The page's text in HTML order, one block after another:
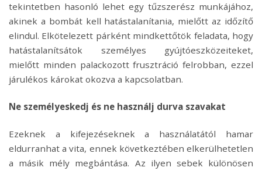
tekintetben hasonló lehet egy tűzszerész munkájához,
akinek a bombát kell hatástalanítania, mielőtt az időzítő
elindul. Elkötelezett párként mindkettőtök feladata, hogy
hatástalanítsátok személyes gyújtóeszközeiteket,
mielőtt minden palackozott frusztráció felrobban, ezzel
járulékos károkat okozva a kapcsolatban.
Ne személyeskedj és ne használj durva szavakat
Ezeknek a kifejezéseknek a használatától hamar
eldurranhat a vita, ennek következtében elkerülhetetlen
a másik mély megbántása. Az ilyen sebek különösen